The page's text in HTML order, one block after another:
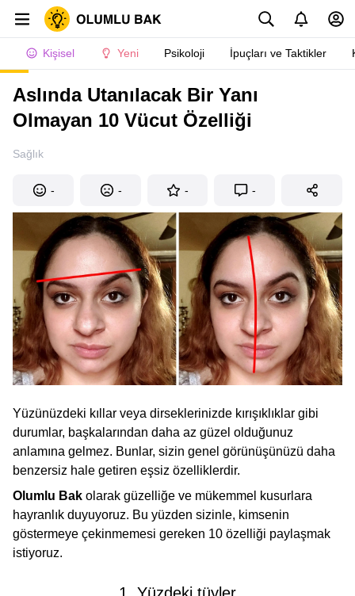
Kişisel Yeni Psikoloji İpuçları ve Taktikler
Aslında Utanılacak Bir Yanı
Olmayan 10 Vücut Özelliği
Sağlık
- - - -
Yüzünüzdeki kıllar veya dirseklerinizde kırışıklıklar gibi
durumlar, başkalarından daha az güzel olduğunuz
anlamına gelmez. Bunlar, sizin genel görünüşünüzü daha
benzersiz hale getiren eşsiz özelliklerdir.
Olumlu Bak olarak güzelliğe ve mükemmel kusurlara
hayranlık duyuyoruz. Bu yüzden sizinle, kimsenin
göstermeye çekinmemesi gereken 10 özelliği paylaşmak
istiyoruz.